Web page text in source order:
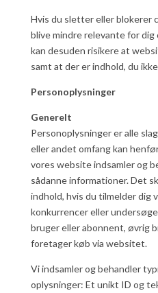
Hvis du sletter eller blokerer
blive mindre relevante for
kan desuden risikere at
samt at der er indhold, du
Personoplysninger
Generelt
Personoplysninger er alle
eller andet omfang kan
vores website indsamler og
sådanne informationer. Det
indhold, hvis du tilmelder dig
konkurrencer eller
bruger eller abonnent, øvrig
foretager køb via websitet.
Vi indsamler og behandler
oplysninger: Et unikt ID og